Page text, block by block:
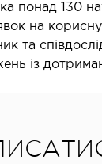
понад 130
на
та
із